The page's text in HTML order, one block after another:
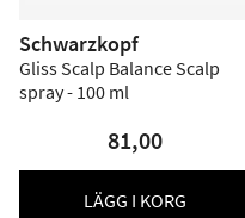
Schwarzkopf
Gliss Scalp Balance Scalp
spray - 100 ml
81,00
LÄGG I KORG